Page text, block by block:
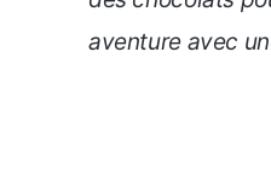
aventure avec